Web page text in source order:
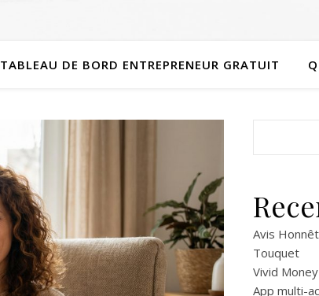
TABLEAU DE BORD ENTREPRENEUR GRATUIT
Avis
Touquet
Vivid
App multi-